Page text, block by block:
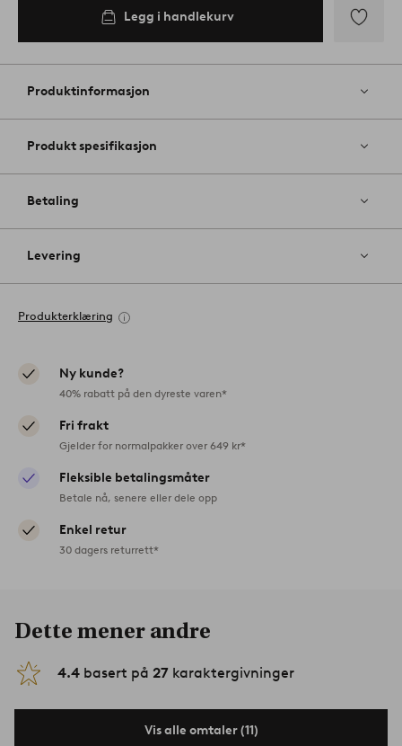
Legg i handlekurv
til
Produktinformasjon
Produkt spesifikasjon
Betaling
Levering
Produkterklæring
Ny kunde?
40% rabatt på den dyreste varen*
Fri frakt
Gjelder for normalpakker over 649 kr*
Fleksible betalingsmåter
Betale nå, senere eller dele opp
Enkel retur
30 dagers returrett*
Dette mener andre
4.4 basert på 27 karaktergivninger
Vis alle omtaler (11)